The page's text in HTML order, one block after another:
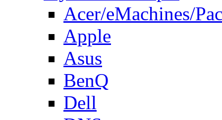
Acer/eMachines/
Apple
Asus
BenQ
Dell